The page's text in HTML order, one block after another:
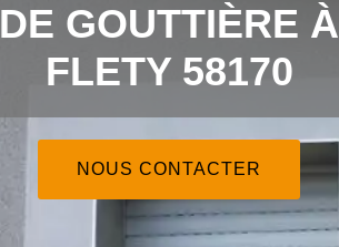
DE GOUTTIÈRE À
FLETY 58170
NOUS CONTACTER